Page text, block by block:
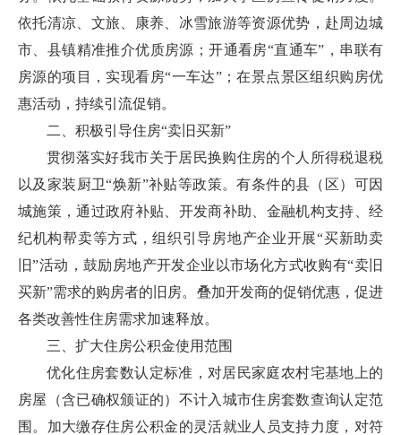
依托清凉、文旅、康养、冰雪旅游等资源优势，赴周边城
市、县镇精准推介优质房源；开通看房“直通车”，串联有
房源的项目，实现看房“一车达”；在景点景区组织购房优
惠活动，持续引流促销。
二、积极引导住房“卖旧买新”
贯彻落实好我市关于居民换购住房的个人所得税退税
以及家装厨卫“焕新”补贴等政策。有条件的县（区）可因
城施策，通过政府补贴、开发商补助、金融机构支持、经
纪机构帮卖等方式，组织引导房地产企业开展“买新助卖
旧”活动，鼓励房地产开发企业以市场化方式收购有“卖旧
买新”需求的购房者的旧房。叠加开发商的促销优惠，促进
各类改善性住房需求加速释放。
三、扩大住房公积金使用范围
优化住房套数认定标准，对居民家庭农村宅基地上的
房屋（含已确权颁证的）不计入城市住房套数查询认定范
围。加大缴存住房公积金的灵活就业人员支持力度，对符